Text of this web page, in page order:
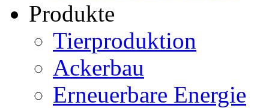
Produkte
Tierproduktion
Ackerbau
Erneuerbare Energie